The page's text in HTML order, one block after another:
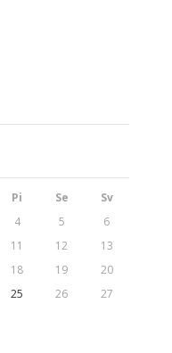
Pi Se
Sv
4 5
6
11 12
13
18 19
20
25 26
27